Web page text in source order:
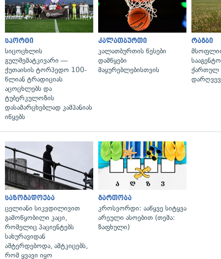
სპორტი
სიცოცხლის
გულშემატკივარი —
ქუთაისის ტორპედო 100-
წლიან ტრადიციას
აცოცხლებს და
ტუბერკულოზის
დასამარცხებლად კამპანიას
იწყებს
კალათბურთი
კალათბურთის წესები
დამწყები
მაყურებლებისთვის
რაგბი
ქართულ
საზოგადოება
ცელიანი სიკვდილივით
გამოწყობილი კაცი,
რომელიც პაციენტებს
სახურავიდან
აშტერდებოდა, ამტკიცებს,
რომ ყვავი იყო
გართობა
კროსვორდი: ააწყვე სიტყვა
არეული ასოებით (თემა:
ზაფხული)